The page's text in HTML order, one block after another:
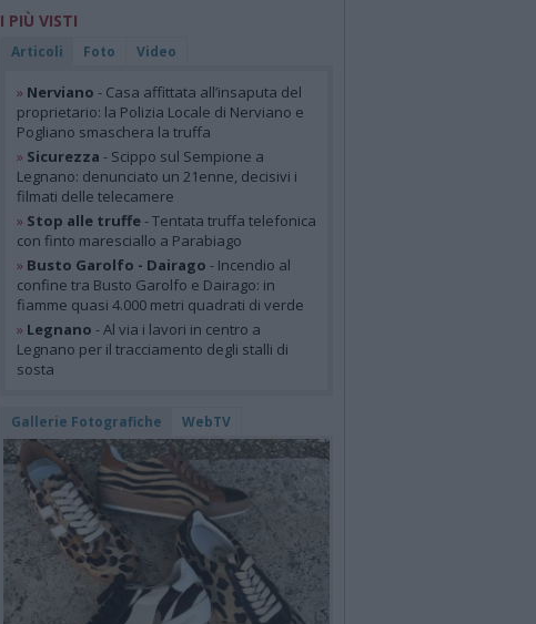
I PIÙ VISTI
Articoli Foto Video
» Nerviano - Casa affittata all’insaputa del
proprietario: la Polizia Locale di Nerviano e
Pogliano smaschera la truffa
» Sicurezza - Scippo sul Sempione a
Legnano: denunciato un 21enne, decisivi i
filmati delle telecamere
» Stop alle truffe- Tentata truffa telefonica
con finto maresciallo a Parabiago
» Busto Garolfo - Dairago - Incendio al
confine tra Busto Garolfo e Dairago: in
fiamme quasi 4.000 metri quadrati di verde
» Legnano - Al via i lavori in centro a
Legnano per il tracciamento degli stalli di
sosta
Gallerie Fotografiche WebTV